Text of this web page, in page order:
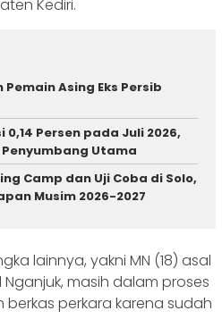
Kediri.
Asing Eks Persib
Persen pada Juli 2026,
Utama
Camp dan Uji Coba di Solo,
Musim 2026-2027
lainnya, yakni MN (18) asal
Nganjuk, masih dalam proses
perkara karena sudah